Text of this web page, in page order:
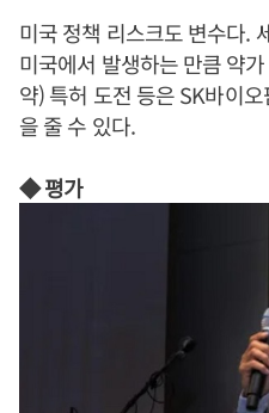
미국 정책 리스크도 변수다.
미국에서 발생하는 만큼 약
약) 특허 도전 등은 SK바이
을 줄 수 있다.
◆ 평가